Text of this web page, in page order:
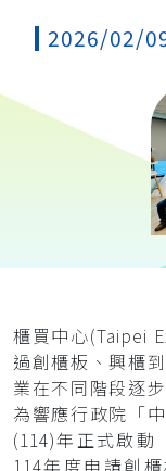
2026/02/
櫃買中心(Taipei
過創櫃板、興櫃
業在不同階段逐
為響應行政院「
(114)年正式啟動
114年度申請創